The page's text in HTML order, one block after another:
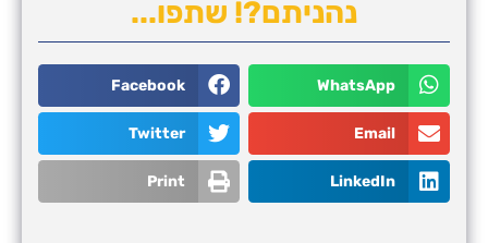
נהניתם?! שתפו...
WhatsApp
Facebook
Email
Twitter
LinkedIn
Print